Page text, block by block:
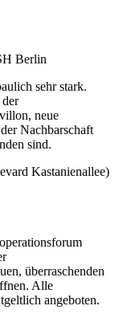
Berlin
sehr stark.
neue
Nachbarschaft
sind.
Kastanienallee)
überraschenden
Alle
angeboten.